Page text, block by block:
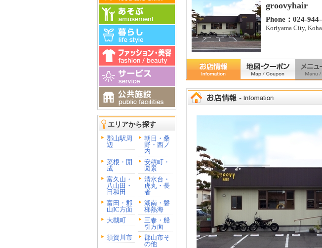
エリアから探す
郡山駅周
辺
朝日・桑
野・西ノ
内
菜根・開
成
安積町・
図景
富久山・
八山田・
日和田
清水台・
虎丸・長
者
富田・郡
山IC方面
湖南・磐
梯熱海
大槻町
三春・船
引方面
須賀川市
郡山市そ
の他
groovyhair
Phone：024-
Koriyama City,